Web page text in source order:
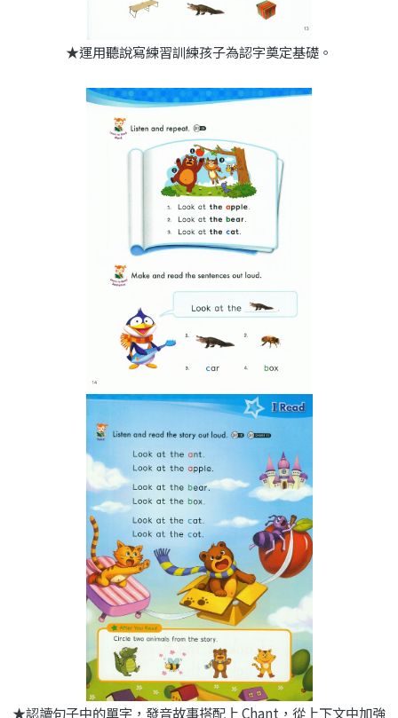
★運用聽說寫練習訓練孩子為認字奠定基礎。
★認讀句子中的單字，發音故事搭配上 Chant，從上下文中加強